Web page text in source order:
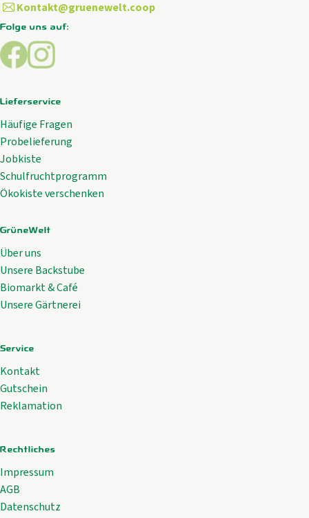
Kontakt@gruenewelt.coop
Folge uns auf:
Externer Link zu https://www.facebook.com/
Externer Link zu https://www.instagram.com/
Lieferservice
Häufige Fragen
Probelieferung
Jobkiste
Schulfruchtprogramm
Ökokiste verschenken
GrüneWelt
Über uns
Unsere Backstube
Biomarkt & Café
Unsere Gärtnerei
Service
Kontakt
Gutschein
Reklamation
Rechtliches
Impressum
AGB
Datenschutz